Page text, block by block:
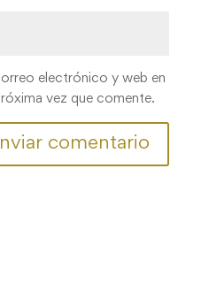
electrónico y web en
vez que comente.